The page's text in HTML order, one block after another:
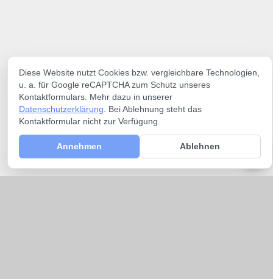
Diese Website nutzt Cookies bzw. vergleichbare Technologien,
u. a. für Google reCAPTCHA zum Schutz unseres
Kontaktformulars. Mehr dazu in unserer
Datenschutzerklärung . Bei Ablehnung steht das
Kontaktformular nicht zur Verfügung.
Annehmen Ablehnen